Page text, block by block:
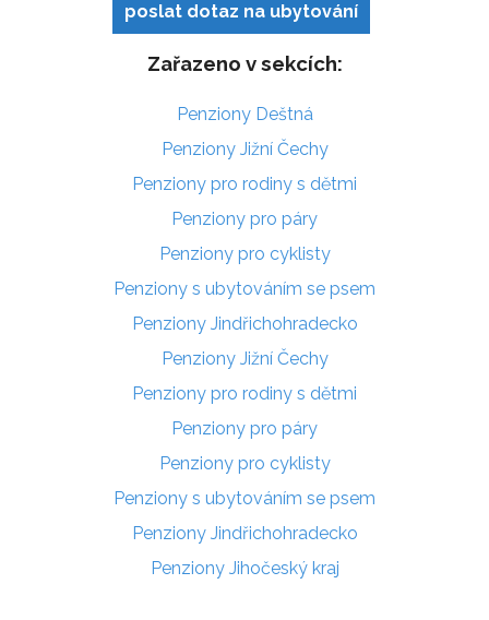
poslat dotaz na ubytování
Zařazeno v sekcích:
Penziony Deštná
Penziony Jižní Čechy
Penziony pro rodiny s dětmi
Penziony pro páry
Penziony pro cyklisty
Penziony s ubytováním se psem
Penziony Jindřichohradecko
Penziony Jižní Čechy
Penziony pro rodiny s dětmi
Penziony pro páry
Penziony pro cyklisty
Penziony s ubytováním se psem
Penziony Jindřichohradecko
Penziony Jihočeský kraj